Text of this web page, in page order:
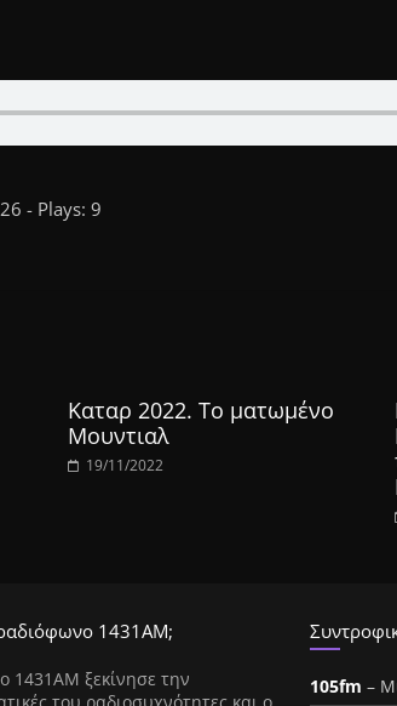
- Plays: 9
Καταρ 2022. Το ματωμένο
Μουντιαλ
19/11/2022
ραδιόφωνο 1431ΑΜ;
1431AM ξεκίνησε την
105fm –